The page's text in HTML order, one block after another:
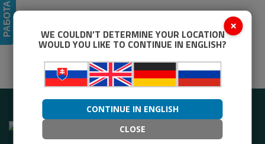
×
WE COULDN’T DETERMINE YOUR LOCATION
WOULD YOU LIKE TO CONTINUE IN ENGLISH?
CONTINUE IN ENGLISH
CLOSE
РАБОТА